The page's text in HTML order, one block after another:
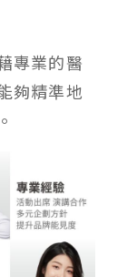
專業的醫
夠精準地